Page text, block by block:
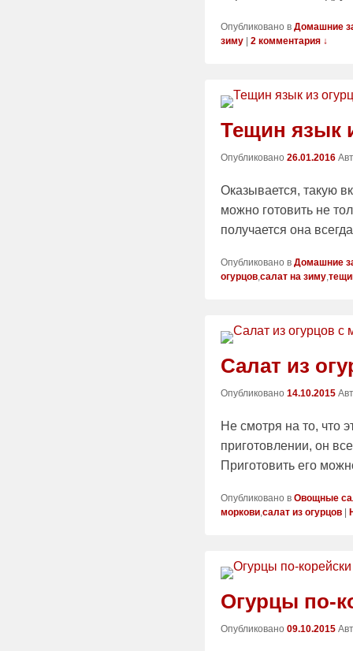
Опубликовано в Домашние
зиму
2 комментария ↓
Тещин язык
Опубликовано 26.01.2016
Оказывается, такую
можно готовить не
получается она
Опубликовано в Домашние
огурцов,салат на зиму,
Салат из
Опубликовано 14.10.2015
Не смотря на то, что
приготовлении, он
Приготовить его
Опубликовано в Овощные
моркови салат из огурцов |
Огурцы по-
Опубликовано 09.10.2015